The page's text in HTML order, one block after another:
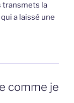
transmets la
a laissé une
comme je